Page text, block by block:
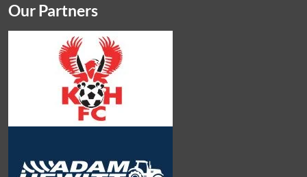
Our Partners